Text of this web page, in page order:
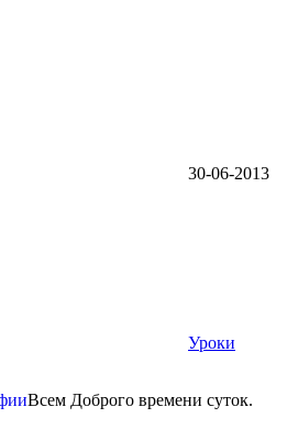
30-06-2013
Уроки
Всем Доброго времени суток.